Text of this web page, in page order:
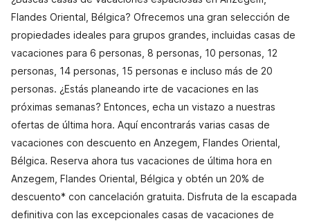
Flandes Oriental, Bélgica? Ofrecemos una gran selección de
propiedades ideales para grupos grandes, incluidas casas de
vacaciones para 6 personas, 8 personas, 10 personas, 12
personas, 14 personas, 15 personas e incluso más de 20
personas. ¿Estás planeando irte de vacaciones en las
próximas semanas? Entonces, echa un vistazo a nuestras
ofertas de última hora. Aquí encontrarás varias casas de
vacaciones con descuento en Anzegem, Flandes Oriental,
Bélgica. Reserva ahora tus vacaciones de última hora en
Anzegem, Flandes Oriental, Bélgica y obtén un 20% de
descuento* con cancelación gratuita. Disfruta de la escapada
definitiva con las excepcionales casas de vacaciones de